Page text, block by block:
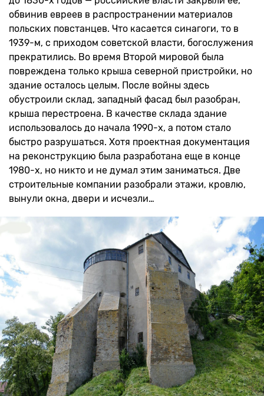
обвинив евреев в распространении материалов
польских повстанцев. Что касается синагоги, то в
1939-м, с приходом советской власти, богослужения
прекратились. Во время Второй мировой была
повреждена только крыша северной пристройки, но
здание осталось целым. После войны здесь
обустроили склад, западный фасад был разобран,
крыша перестроена. В качестве склада здание
использовалось до начала 1990-х, а потом стало
быстро разрушаться. Хотя проектная документация
на реконструкцию была разработана еще в конце
1980-х, но никто и не думал этим заниматься. Две
строительные компании разобрали этажи, кровлю,
вынули окна, двери и исчезли…